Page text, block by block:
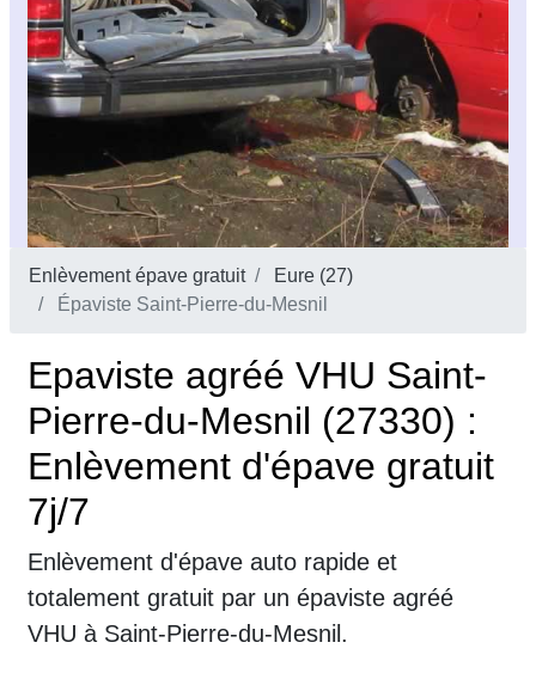
Enlèvement épave gratuit
Eure (27)
Épaviste Saint-Pierre-du-Mesnil
Epaviste agréé VHU Saint-
Pierre-du-Mesnil (27330) :
Enlèvement d'épave gratuit
7j/7
Enlèvement d'épave auto rapide et
totalement gratuit par un épaviste agréé
VHU à Saint-Pierre-du-Mesnil.